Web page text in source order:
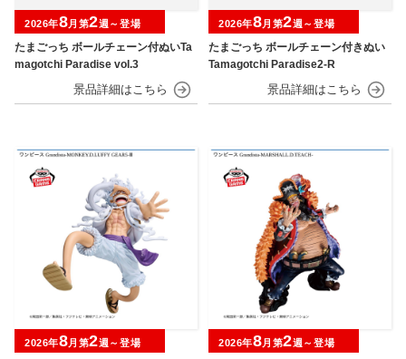
たまごっち ボールチェーン付ぬいTa
magotchi Paradise vol.3
2026年8月第2週～登場
たまごっち ボールチェーン付きぬい
Tamagotchi Paradise2-R
2026年8月第2週～登場
2026年8月第2週～登場 2026年8月第2週～登場